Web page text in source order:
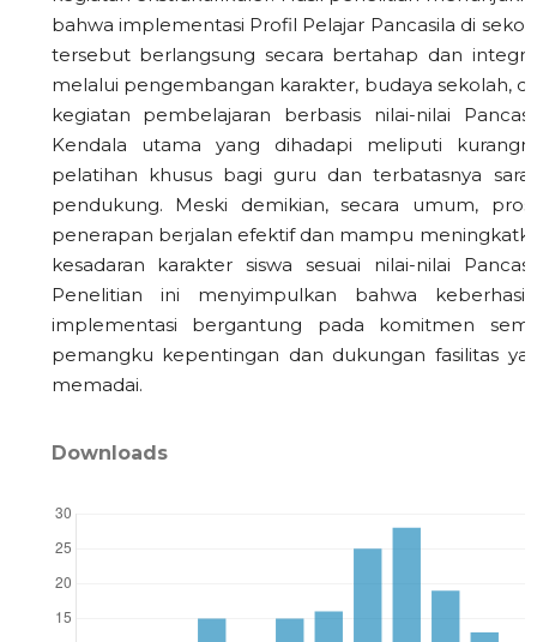
bahwa implementasi Profil Pelajar Pancasila di
tersebut berlangsung secara bertahap dan
melalui pengembangan karakter, budaya sekolah,
kegiatan pembelajaran berbasis nilai-nilai
Kendala utama yang dihadapi meliputi
pelatihan khusus bagi guru dan terbatasnya
pendukung. Meski demikian, secara umum,
penerapan berjalan efektif dan mampu
kesadaran karakter siswa sesuai nilai-nilai
Penelitian ini menyimpulkan bahwa
implementasi bergantung pada komitmen
pemangku kepentingan dan dukungan fasilitas
memadai.
Downloads